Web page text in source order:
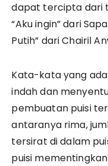
dapat tercipta dari
“Aku ingin” dari
Putih” dari Chairil
Kata-kata yang
indah dan
pembuatan puisi
antaranya rima,
tersirat di dalam
puisi